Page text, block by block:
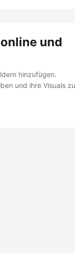
und
hinzufügen.
und ihre Visuals zu